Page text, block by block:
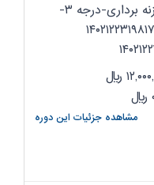
داوری درجه ۳ وزنه برداری-وزنه برداری-درجه ۳-
۶۳۳۶۷
۶۳۳۶۷
ریال
ریال
مشاهده جزئیات این دوره